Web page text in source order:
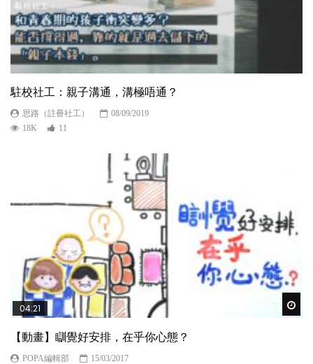
駐校社工：親子溝通，溝極唔通？
思路（註冊社工）
08/09/2019
18K
11
04:21
【動畫】瞓覺好安排，在乎你心態？
POPA編輯部
15/03/2017